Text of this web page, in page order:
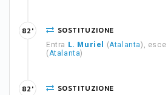
SOSTITUZIONE
Entra L. Muriel (Atalanta), esce
(Atalanta)
82'
SOSTITUZIONE
82'